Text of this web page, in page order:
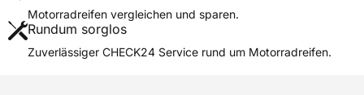
Weitere Eigenschaften
Schlauchtyp
Motorradreifen vergleichen und sparen.
Rundum sorglos
Zuverlässiger CHECK24 Service rund um Motorradreifen.